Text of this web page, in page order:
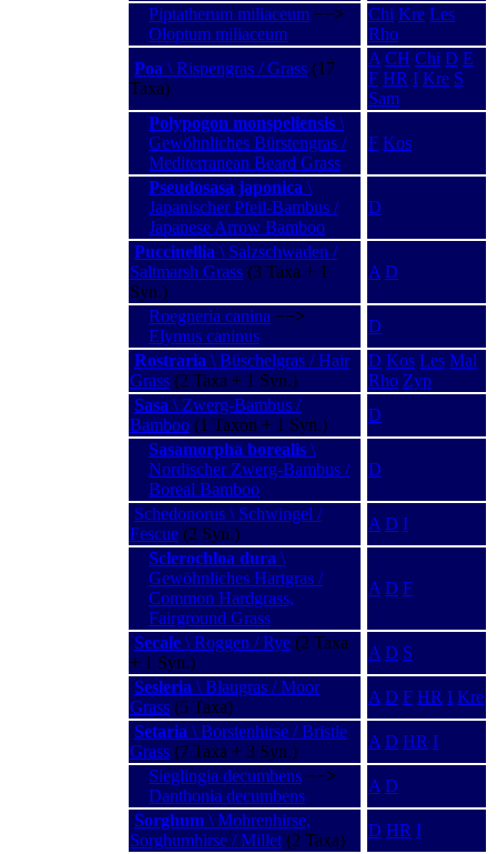
Piptatherum miliaceum −−>
Oloptum miliaceum
Chi Kre Les
Rho
Poa \ Rispengras / Grass (17
Taxa)
A CH Chi D E
F HR I Kre S
Sam
Polypogon monspeliensis \
Gewöhnliches Bürstengras /
Mediterranean Beard Grass
F Kos
Pseudosasa japonica \
Japanischer Pfeil-Bambus /
Japanese Arrow Bamboo
D
Puccinellia \ Salzschwaden /
Saltmarsh Grass (3 Taxa + 1
Syn.)
A D
Roegneria canina −−>
Elymus caninus
D
Rostraria \ Büschelgras / Hair
Grass (2 Taxa + 1 Syn.)
D Kos Les Mal
Rho Zyp
Sasa \ Zwerg-Bambus /
Bamboo (1 Taxon + 1 Syn.)
D
Sasamorpha borealis \
Nordischer Zwerg-Bambus /
Boreal Bamboo
D
Schedonorus \ Schwingel /
Fescue (2 Syn.)
A D I
Sclerochloa dura \
Gewöhnliches Hartgras /
Common Hardgrass,
Fairground Grass
A D F
Secale \ Roggen / Rye (2 Taxa
+ 1 Syn.)
A D S
Sesleria \ Blaugras / Moor
Grass (5 Taxa)
A D F HR I Kre
Setaria \ Borstenhirse / Bristle
Grass (7 Taxa + 3 Syn.)
A D HR I
Sieglingia decumbens −−>
Danthonia decumbens
A D
Sorghum \ Mohrenhirse,
Sorghumhirse / Millet (2 Taxa)
D HR I